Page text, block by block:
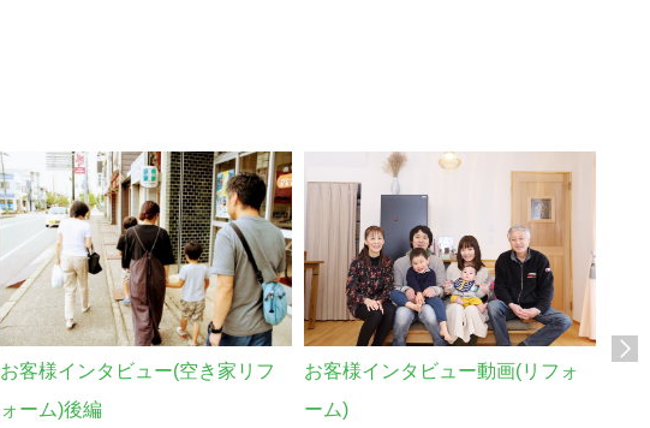
お客様インタビュー(空き家リフ
ォーム)後編
お客様インタビュー動画(リフォ
ーム)
シ